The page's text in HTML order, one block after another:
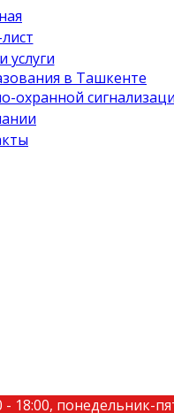
услуги
в Ташкенте
охранной
- 18:00, понедельник-